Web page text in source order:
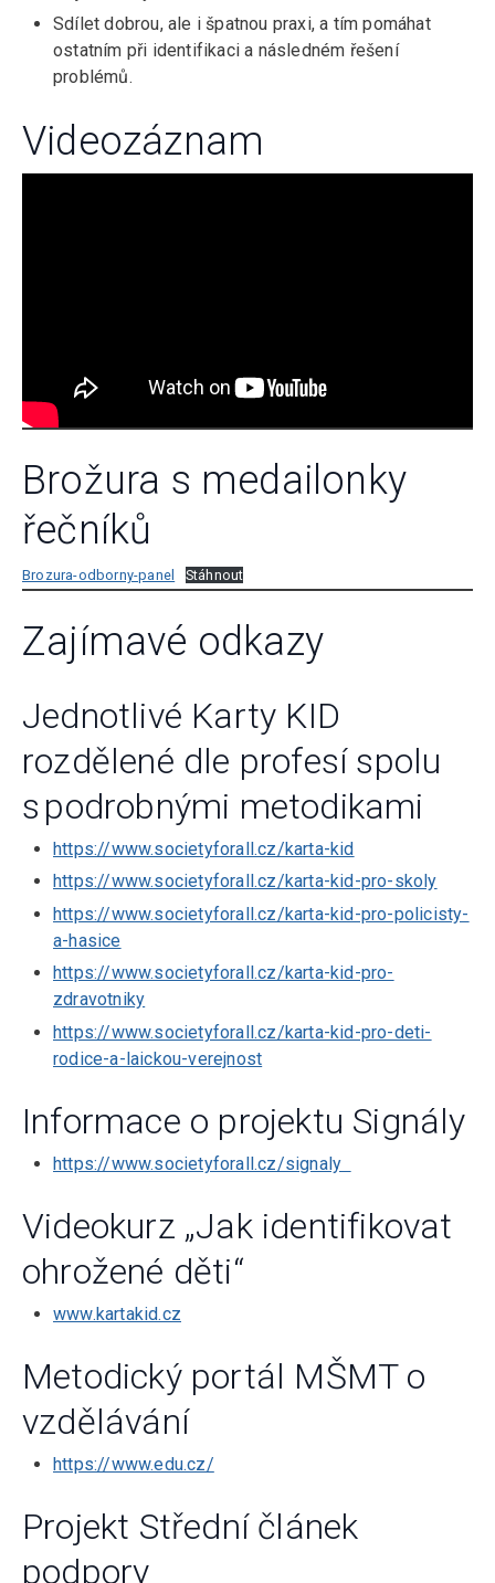
Sdílet dobrou, ale i špatnou praxi, a tím pomáhat
ostatním při identifikaci a následném řešení
problémů.
Videozáznam
Brožura s medailonky
řečníků
Brozura-odborny-panel Stáhnout
Zajímavé odkazy
Jednotlivé Karty KID
rozdělené dle profesí spolu
s podrobnými metodikami
https://www.societyforall.cz/karta-kid
https://www.societyforall.cz/karta-kid-pro-skoly
https://www.societyforall.cz/karta-kid-pro-policisty-
a-hasice
https://www.societyforall.cz/karta-kid-pro-
zdravotniky
https://www.societyforall.cz/karta-kid-pro-deti-
rodice-a-laickou-verejnost
Informace o projektu Signály
https://www.societyforall.cz/signaly
Videokurz „Jak identifikovat
ohrožené děti“
www.kartakid.cz
Metodický portál MŠMT o
vzdělávání
https://www.edu.cz/
Projekt Střední článek
podpory